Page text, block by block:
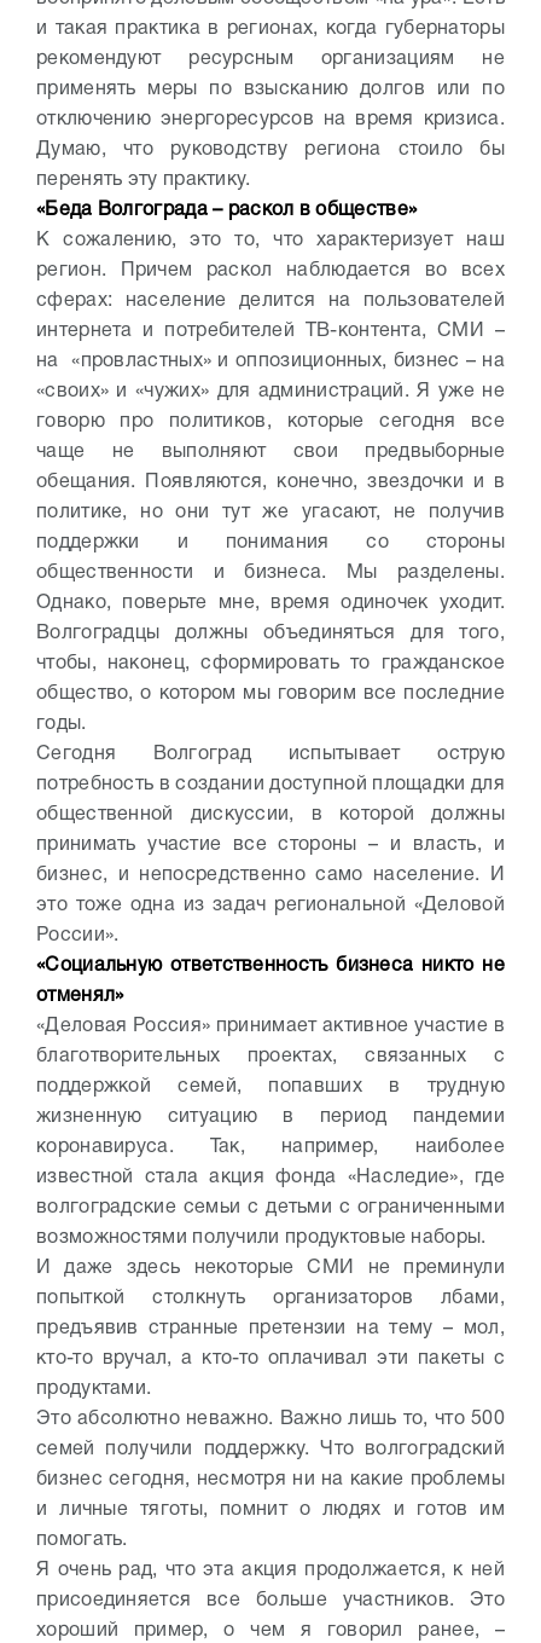
и такая практика в регионах, когда губернаторы
рекомендуют ресурсным организациям не
применять меры по взысканию долгов или по
отключению энергоресурсов на время кризиса.
Думаю, что руководству региона стоило бы
перенять эту практику.
«Беда Волгограда – раскол в обществе»
К сожалению, это то, что характеризует наш
регион. Причем раскол наблюдается во всех
сферах: население делится на пользователей
интернета и потребителей ТВ-контента, СМИ –
на «провластных» и оппозиционных, бизнес – на
«своих» и «чужих» для администраций. Я уже не
говорю про политиков, которые сегодня все
чаще не выполняют свои предвыборные
обещания. Появляются, конечно, звездочки и в
политике, но они тут же угасают, не получив
поддержки и понимания со стороны
общественности и бизнеса. Мы разделены.
Однако, поверьте мне, время одиночек уходит.
Волгоградцы должны объединяться для того,
чтобы, наконец, сформировать то гражданское
общество, о котором мы говорим все последние
годы.
Сегодня Волгоград испытывает острую
потребность в создании доступной площадки для
общественной дискуссии, в которой должны
принимать участие все стороны – и власть, и
бизнес, и непосредственно само население. И
это тоже одна из задач региональной «Деловой
России».
«Социальную ответственность бизнеса никто не
отменял»
«Деловая Россия» принимает активное участие в
благотворительных проектах, связанных с
поддержкой семей, попавших в трудную
жизненную ситуацию в период пандемии
коронавируса. Так, например, наиболее
известной стала акция фонда «Наследие», где
волгоградские семьи с детьми с ограниченными
возможностями получили продуктовые наборы.
И даже здесь некоторые СМИ не преминули
попыткой столкнуть организаторов лбами,
предъявив странные претензии на тему – мол,
кто-то вручал, а кто-то оплачивал эти пакеты с
продуктами.
Это абсолютно неважно. Важно лишь то, что 500
семей получили поддержку. Что волгоградский
бизнес сегодня, несмотря ни на какие проблемы
и личные тяготы, помнит о людях и готов им
помогать.
Я очень рад, что эта акция продолжается, к ней
присоединяется все больше участников. Это
хороший пример, о чем я говорил ранее, –